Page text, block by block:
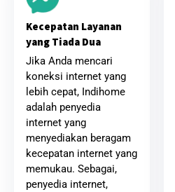
Kecepatan Layanan
yang Tiada Dua
Jika Anda mencari
koneksi internet yang
lebih cepat, Indihome
adalah penyedia
internet yang
menyediakan beragam
kecepatan internet yang
memukau. Sebagai,
penyedia internet,